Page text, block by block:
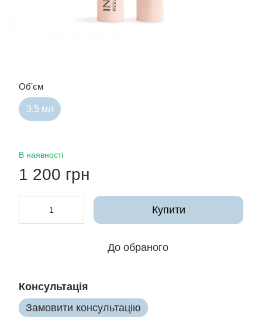
Обʼєм
3.5 мл
В наявності
1 200 грн
Купити
До обраного
Консультація
Замовити консультацію